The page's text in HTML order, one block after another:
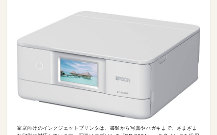
家庭向けのインクジェットプリンタは、書類から写真やハガキまで、さまざま